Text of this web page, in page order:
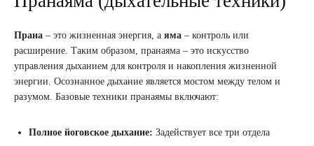
Прана – это жизненная энергия, а яма – контроль или
расширение. Таким образом, пранаяма – это искусство
управления дыханием для контроля и накопления жизненной
энергии. Осознанное дыхание является мостом между телом и
разумом. Базовые техники пранаямы включают:
Полное йоговское дыхание: Задействует все три отдела